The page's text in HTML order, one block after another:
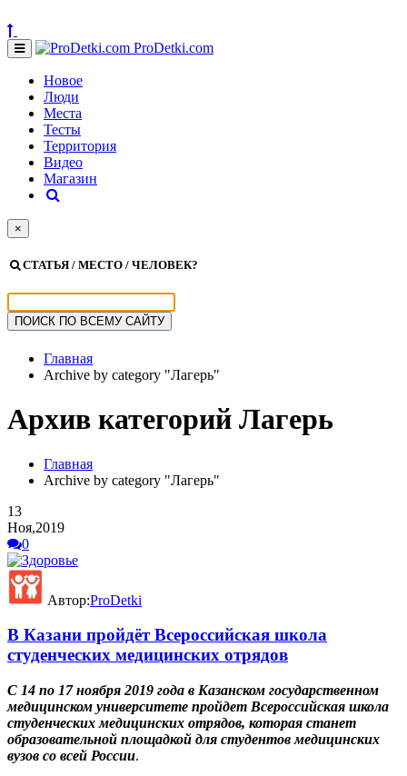
ProDetki.com
Новое
Люди
Места
Тесты
Территория
Видео
Магазин
×
СТАТЬЯ / МЕСТО / ЧЕЛОВЕК?
Главная
Archive by category "Лагерь"
Архив категорий Лагерь
Главная
Archive by category "Лагерь"
13
Ноя,2019
0
Автор:ProDetki
В Казани пройдёт Всероссийская школа
студенческих медицинских отрядов
С 14 по 17 ноября 2019 года в Казанском государственном
медицинском университете пройдет Всероссийская школа
студенческих медицинских отрядов, которая станет
образовательной площадкой для студентов медицинских
вузов со всей России.